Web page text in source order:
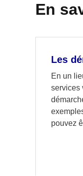
En
Les
En un
services
pouvez